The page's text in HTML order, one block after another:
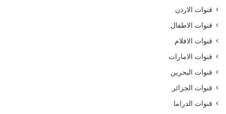
قنوات الاردن
قنوات الاطفال
قنوات الافلام
قنوات الامارات
قنوات البحرين
قنوات الجزائر
قنوات الدراما